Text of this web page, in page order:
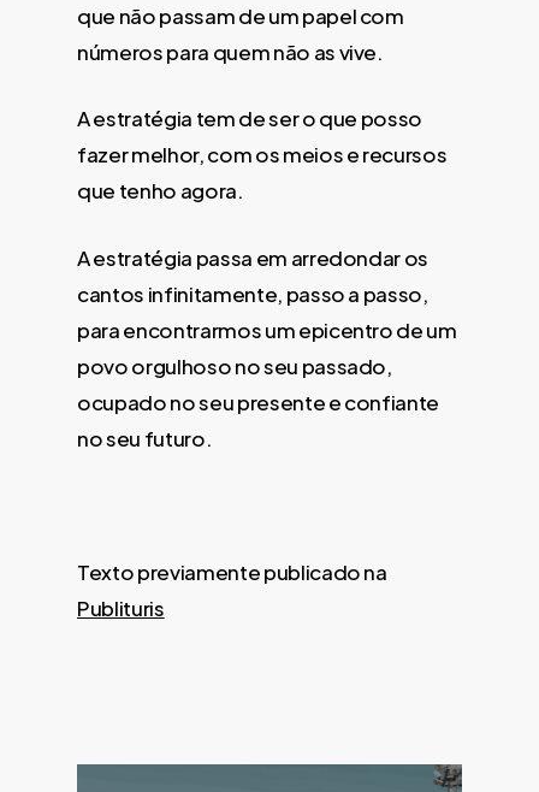
que não passam de um papel com
números para quem não as vive.
A estratégia tem de ser o que posso
fazer melhor, com os meios e recursos
que tenho agora.
A estratégia passa em arredondar os
cantos infinitamente, passo a passo,
para encontrarmos um epicentro de um
povo orgulhoso no seu passado,
ocupado no seu presente e confiante
no seu futuro.
Texto previamente publicado na
Publituris